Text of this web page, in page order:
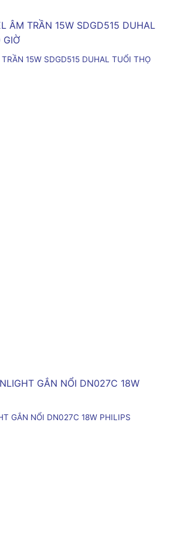
15W SDGD515 DUHAL TUỔI THỌ
GẮN NỔI DN027C 18W PHILIPS